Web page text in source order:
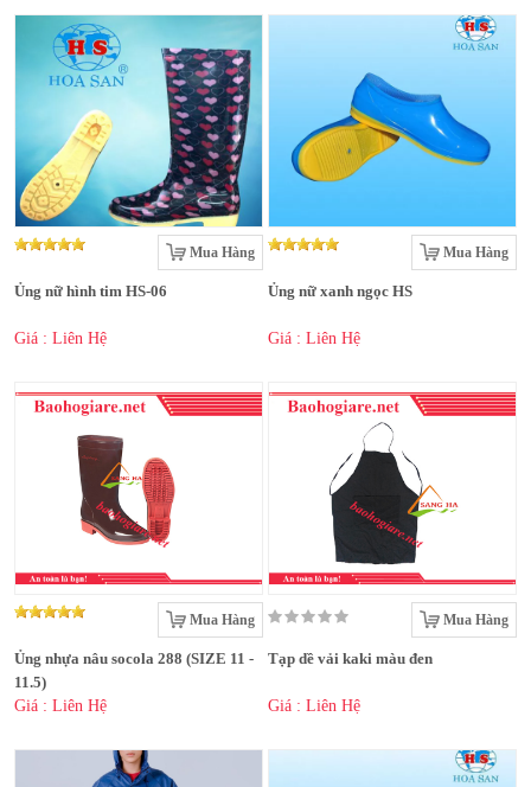
Mua Hàng
Ủng nữ hình tim HS-06
Giá : Liên Hệ
Mua Hàng
Ủng nữ xanh ngọc HS
Giá : Liên Hệ
Mua Hàng
Ủng nhựa nâu socola 288 (SIZE 11 -
11.5)
Giá : Liên Hệ
Mua Hàng
Tạp dề vải kaki màu đen
Giá : Liên Hệ